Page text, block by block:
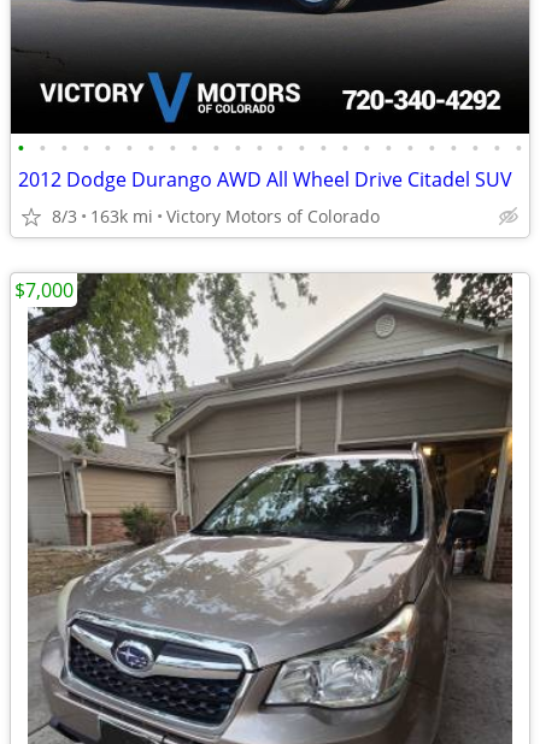
• • • • • • • • • • • • • • • • • • • • • • • •
2012 Dodge Durango AWD All Wheel Drive Citadel SUV
8/3 163k mi Victory Motors of Colorado
$7,000